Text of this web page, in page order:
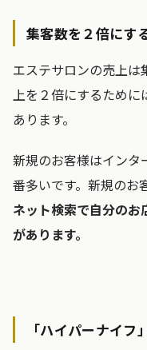
集客数を２倍にす
エステサロンの売上
上を２倍にするために
あります。
新規のお客様はインタ
番多いです。新規のお
ネット検索で自分の
があります。
「ハイパーナイフ